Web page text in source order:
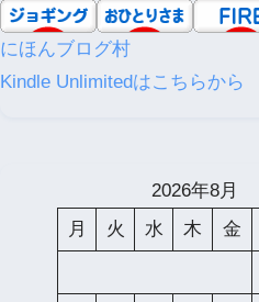
にほんブログ村
Kindle Unlimitedはこちらから
2026年8月
月
火 水 木 金